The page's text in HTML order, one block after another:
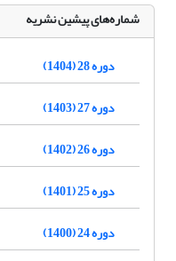
شماره‌های پیشین نشریه
دوره 28 (1404)
دوره 27 (1403)
دوره 26 (1402)
دوره 25 (1401)
دوره 24 (1400)